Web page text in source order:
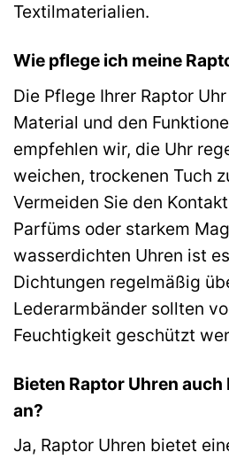
Textilmaterialien.
Wie pflege ich meine
Die Pflege Ihrer Raptor
Material und den
empfehlen wir, die Uhr
weichen, trockenen Tuch
Vermeiden Sie den
Parfüms oder starkem
wasserdichten Uhren ist
Dichtungen regelmäßig
Lederarmbänder sollten
Feuchtigkeit geschützt
Bieten Raptor Uhren
an?
Ja, Raptor Uhren bietet